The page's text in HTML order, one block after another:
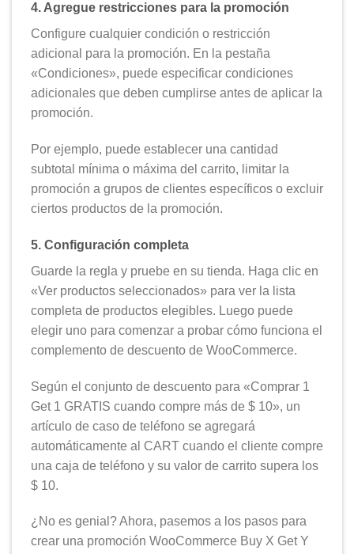
4. Agregue restricciones para la promoción
Configure cualquier condición o restricción
adicional para la promoción. En la pestaña
«Condiciones», puede especificar condiciones
adicionales que deben cumplirse antes de aplicar la
promoción.
Por ejemplo, puede establecer una cantidad
subtotal mínima o máxima del carrito, limitar la
promoción a grupos de clientes específicos o excluir
ciertos productos de la promoción.
5. Configuración completa
Guarde la regla y pruebe en su tienda. Haga clic en
«Ver productos seleccionados» para ver la lista
completa de productos elegibles. Luego puede
elegir uno para comenzar a probar cómo funciona el
complemento de descuento de WooCommerce.
Según el conjunto de descuento para «Comprar 1
Get 1 GRATIS cuando compre más de $ 10», un
artículo de caso de teléfono se agregará
automáticamente al CART cuando el cliente compre
una caja de teléfono y su valor de carrito supera los
$ 10.
¿No es genial? Ahora, pasemos a los pasos para
crear una promoción WooCommerce Buy X Get Y